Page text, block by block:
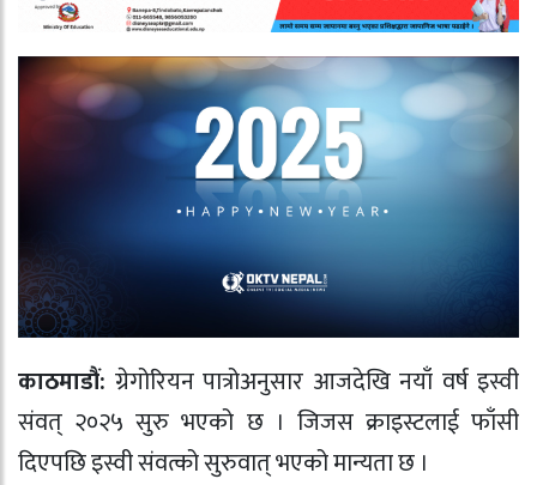
काठमाडौं: ग्रेगोरियन पात्रोअनुसार आजदेखि नयाँ वर्ष इस्वी
संवत् २०२५ सुरु भएको छ । जिजस क्राइस्टलाई फाँसी
दिएपछि इस्वी संवत्को सुरुवात् भएको मान्यता छ ।